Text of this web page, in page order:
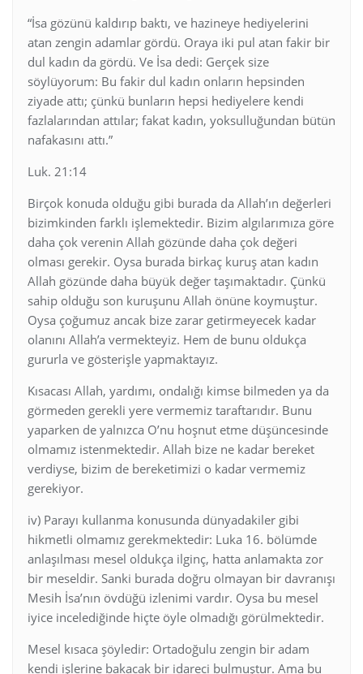
“İsa gözünü kaldırıp baktı, ve hazineye hediyelerini
atan zengin adamlar gördü. Oraya iki pul atan fakir bir
dul kadın da gördü. Ve İsa dedi: Gerçek size
söylüyorum: Bu fakir dul kadın onların hepsinden
ziyade attı; çünkü bunların hepsi hediyelere kendi
fazlalarından attılar; fakat kadın, yoksulluğundan bütün
nafakasını attı.”
Luk. 21:14
Birçok konuda olduğu gibi burada da Allah’ın değerleri
bizimkinden farklı işlemektedir. Bizim algılarımıza göre
daha çok verenin Allah gözünde daha çok değeri
olması gerekir. Oysa burada birkaç kuruş atan kadın
Allah gözünde daha büyük değer taşımaktadır. Çünkü
sahip olduğu son kuruşunu Allah önüne koymuştur.
Oysa çoğumuz ancak bize zarar getirmeyecek kadar
olanını Allah’a vermekteyiz. Hem de bunu oldukça
gururla ve gösterişle yapmaktayız.
Kısacası Allah, yardımı, ondalığı kimse bilmeden ya da
görmeden gerekli yere vermemiz taraftarıdır. Bunu
yaparken de yalnızca O’nu hoşnut etme düşüncesinde
olmamız istenmektedir. Allah bize ne kadar bereket
verdiyse, bizim de bereketimizi o kadar vermemiz
gerekiyor.
iv) Parayı kullanma konusunda dünyadakiler gibi
hikmetli olmamız gerekmektedir: Luka 16. bölümde
anlaşılması mesel oldukça ilginç, hatta anlamakta zor
bir meseldir. Sanki burada doğru olmayan bir davranışı
Mesih İsa’nın övdüğü izlenimi vardır. Oysa bu mesel
iyice incelediğinde hiçte öyle olmadığı görülmektedir.
Mesel kısaca şöyledir: Ortadoğulu zengin bir adam
kendi işlerine bakacak bir idareci bulmuştur. Ama bu